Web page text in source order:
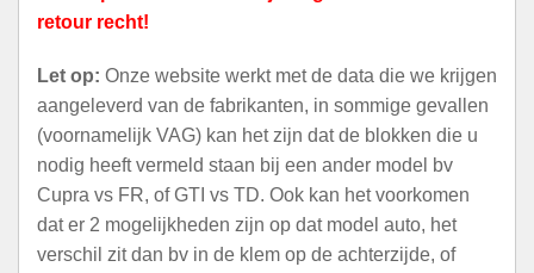
retour recht!
Let op: Onze website werkt met de data die we krijgen
aangeleverd van de fabrikanten, in sommige gevallen
(voornamelijk VAG) kan het zijn dat de blokken die u
nodig heeft vermeld staan bij een ander model bv
Cupra vs FR, of GTI vs TD. Ook kan het voorkomen
dat er 2 mogelijkheden zijn op dat model auto, het
verschil zit dan bv in de klem op de achterzijde, of